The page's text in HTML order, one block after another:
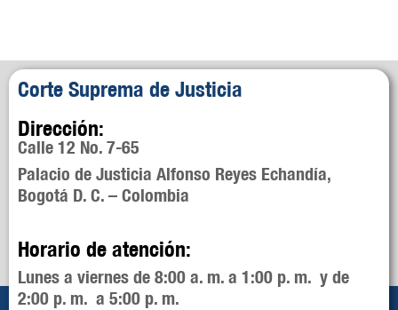
Corte Suprema de Justicia
Dirección:
Calle 12 No. 7-65
Palacio de Justicia Alfonso Reyes Echandía,
Bogotá D. C. – Colombia
Horario de atención:
Lunes a viernes de 8:00 a. m. a 1:00 p. m. y de
2:00 p. m. a 5:00 p. m.